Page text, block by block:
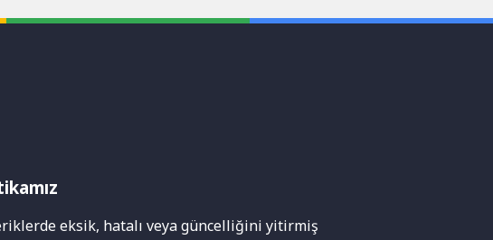
eksik, hatalı veya güncelliğini yitirmiş